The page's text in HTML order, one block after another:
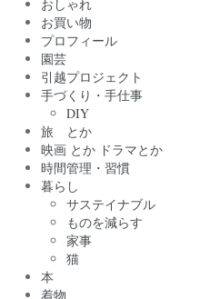
おしゃれ
お買い物
プロフィール
園芸
引越プロジェクト
手づくり・手仕事
DIY
旅 とか
映画 とか ドラマとか
時間管理・習慣
暮らし
サステイナブル
ものを減らす
家事
猫
本
着物